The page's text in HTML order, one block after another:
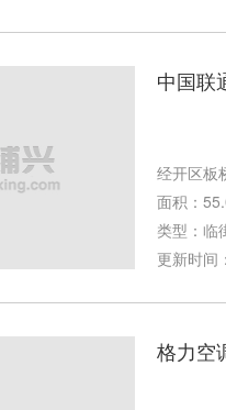
中国联
经开区板
面积：
类型：临
更新时间
格力空